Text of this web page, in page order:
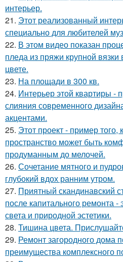
интерьер.
21. Этот реализованный
специально для любителей
22. В этом видео показан
пледа из пряжи крупной
цвете.
23. На площади в 300 кв.
24. Интерьер этой квартиры -
слияния современного
акцентами.
25. Этот проект - пример
пространство может быть
продуманным до мелочей.
26. Сочетание мятного и
глубокий вдох ранним утром.
27. Приятный скандинавский
после капитального ремонта -
света и природной эстетики.
28. Тишина цвета.
29. Ремонт загородного дома
преимущества комплексного